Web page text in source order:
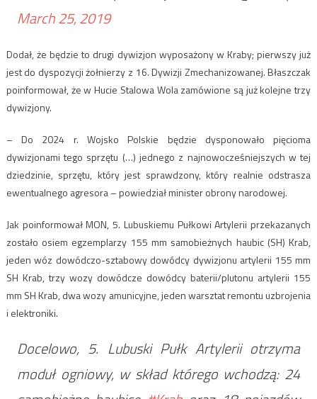
March 25, 2019
Dodał, że będzie to drugi dywizjon wyposażony w Kraby; pierwszy już
jest do dyspozycji żołnierzy z 16. Dywizji Zmechanizowanej. Błaszczak
poinformował, że w Hucie Stalowa Wola zamówione są już kolejne trzy
dywizjony.
– Do 2024 r. Wojsko Polskie będzie dysponowało pięcioma
dywizjonami tego sprzętu (…) jednego z najnowocześniejszych w tej
dziedzinie, sprzętu, który jest sprawdzony, który realnie odstrasza
ewentualnego agresora – powiedział minister obrony narodowej.
Jak poinformował MON, 5. Lubuskiemu Pułkowi Artylerii przekazanych
zostało osiem egzemplarzy 155 mm samobieżnych haubic (SH) Krab,
jeden wóz dowódczo-sztabowy dowódcy dywizjonu artylerii 155 mm
SH Krab, trzy wozy dowódcze dowódcy baterii/plutonu artylerii 155
mm SH Krab, dwa wozy amunicyjne, jeden warsztat remontu uzbrojenia
i elektroniki.
Docelowo, 5. Lubuski Pułk Artylerii otrzyma
moduł ogniowy, w skład którego wchodzą: 24